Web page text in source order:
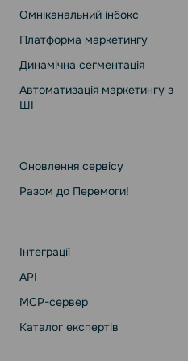
Омніканальний інбокс
Платформа маркетингу
Динамічна сегментація
Автоматизація маркетингу з
ШІ
Оновлення сервісу
Разом до Перемоги!
Інтеграції
API
MCP-сервер
Каталог експертів